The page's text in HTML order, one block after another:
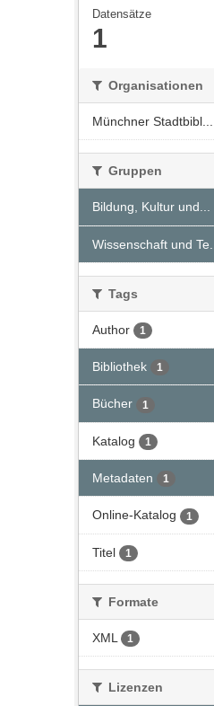
Datensätze
1
Organisationen
Münchner Stadtbibl...
Gruppen
Bildung, Kultur und...
Wissenschaft und Te...
Tags
Author 1
Bibliothek 1
Bücher 1
Katalog 1
Metadaten 1
Online-Katalog 1
Titel 1
Formate
XML 1
Lizenzen